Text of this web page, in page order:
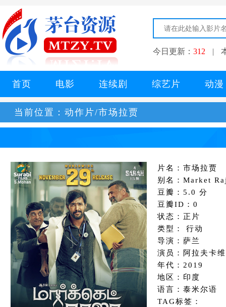
今日更新： 312 |
首页 电影 连续剧 综艺片 动漫
当前位置： 动作片/市场拉贾
片名：市场拉贾
别名：Market
豆瓣：5.0 分
豆瓣ID：0
状态：正片
类型： 行动
导演：萨兰
演员：阿拉夫卡
年代：2019
地区：印度
语言：泰米尔语
TAG标签：